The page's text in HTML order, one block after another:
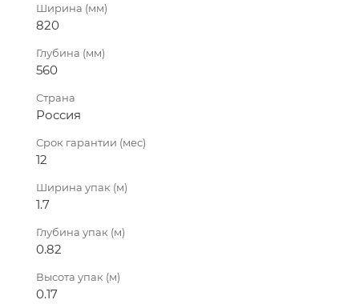
Ширина (мм)
820
Глубина (мм)
560
Страна
Россия
Срок гарантии (мес)
12
Ширина упак (м)
1.7
Глубина упак (м)
0.82
Высота упак (м)
0.17